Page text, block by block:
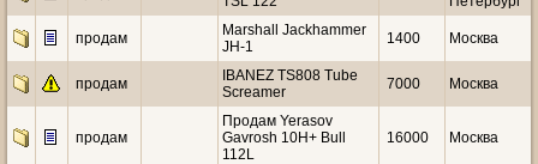
продам
Marshall Jackhammer
JH-1
1400 Москва
продам
IBANEZ TS808 Tube
Screamer
7000 Москва
продам
Продам Yerasov
Gavrosh 10H+ Bull
112L
16000 Москва